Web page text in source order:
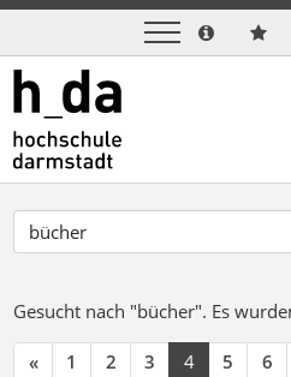
Gesucht nach "bücher". Es
« 1 2 3 4 5 6